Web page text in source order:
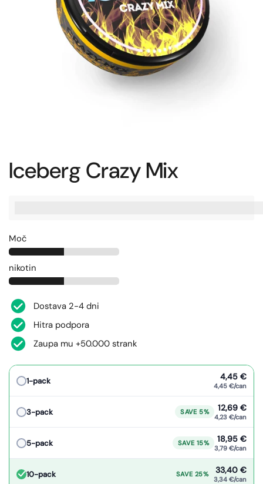
Iceberg Crazy Mix
Moč
nikotin
Dostava 2-4 dni
Hitra podpora
Zaupa mu +50.000 strank
1-pack 4,45 €
4,45 €/can
3-pack SAVE 5% 12,69 €
4,23 €/can
5-pack SAVE 15% 18,95 €
3,79 €/can
10-pack SAVE 25% 33,40 €
3,34 €/can